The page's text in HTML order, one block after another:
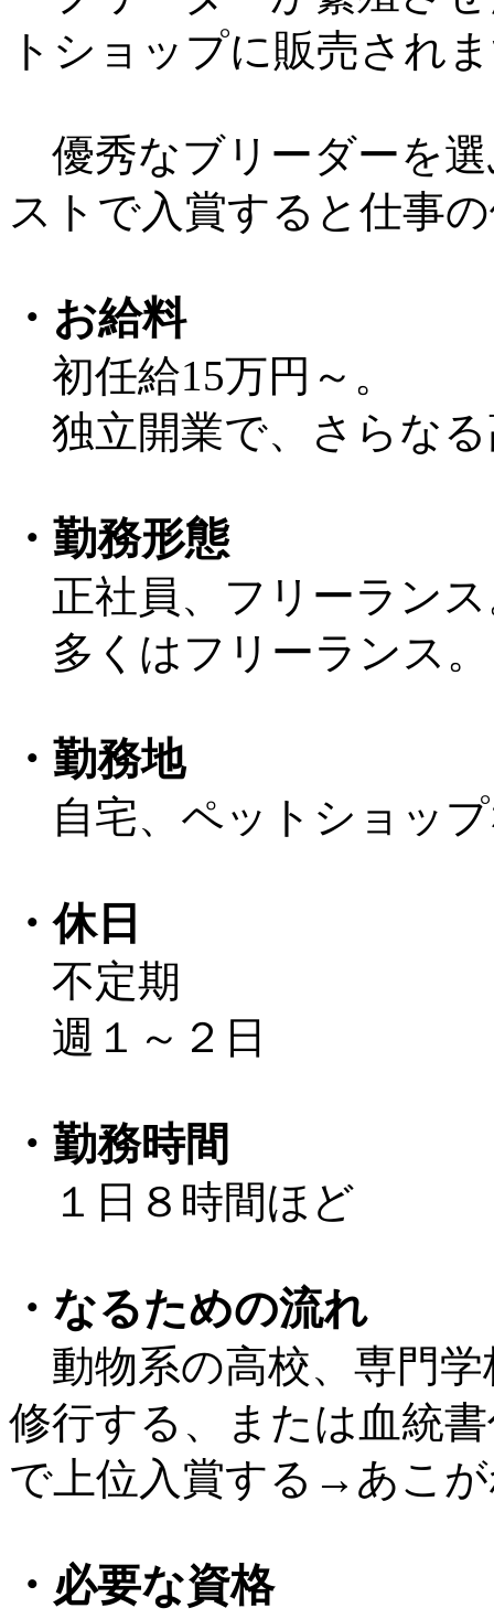
トショップに販売され
優秀なブリーダーを
ストで入賞すると仕事
・お給料
初任給15万円～。
独立開業で、さらなる
・勤務形態
正社員、フリーラン
多くはフリーランス。
・勤務地
自宅、ペットショッ
・休日
不定期
週１～２日
・勤務時間
１日８時間ほど
・なるための流れ
動物系の高校、専門
修行する、または血統
で上位入賞する→あこ
・必要な資格